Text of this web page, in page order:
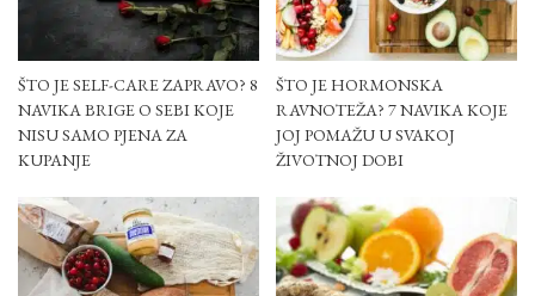
ŠTO JE SELF-CARE ZAPRAVO? 8
NAVIKA BRIGE O SEBI KOJE
NISU SAMO PJENA ZA
KUPANJE
ŠTO JE HORMONSKA
RAVNOTEŽA? 7 NAVIKA KOJE
JOJ POMAŽU U SVAKOJ
ŽIVOTNOJ DOBI